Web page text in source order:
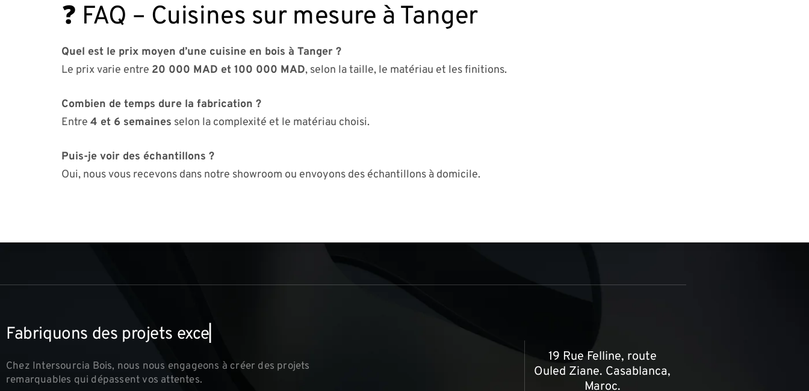
❓ FAQ – Cuisines sur mesure à Tanger
Quel est le prix moyen d’une cuisine en bois à Tanger ?
Le prix varie entre 20 000 MAD et 100 000 MAD, selon la taille, le matériau et les finitions.
Combien de temps dure la fabrication ?
Entre 4 et 6 semaines selon la complexité et le matériau choisi.
Puis-je voir des échantillons ?
Oui, nous vous recevons dans notre showroom ou envoyons des échantillons à domicile.
Fabriquons des projets exce
Chez Intersourcia Bois, nous nous engageons à créer des projets
remarquables qui dépassent vos attentes.
19 Rue Felline, route
Ouled Ziane. Casablanca,
Maroc.